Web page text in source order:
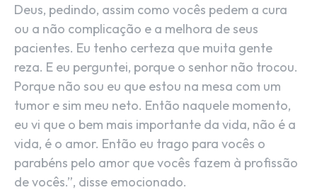
Deus, pedindo, assim como vocês pedem a cura
ou a não complicação e a melhora de seus
pacientes. Eu tenho certeza que muita gente
reza. E eu perguntei, porque o senhor não trocou.
Porque não sou eu que estou na mesa com um
tumor e sim meu neto. Então naquele momento,
eu vi que o bem mais importante da vida, não é a
vida, é o amor. Então eu trago para vocês o
parabéns pelo amor que vocês fazem à profissão
de vocês.”, disse emocionado.